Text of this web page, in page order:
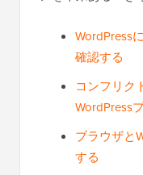
WordPress
確認する
コンフリク
WordPress
ブラウザと
する